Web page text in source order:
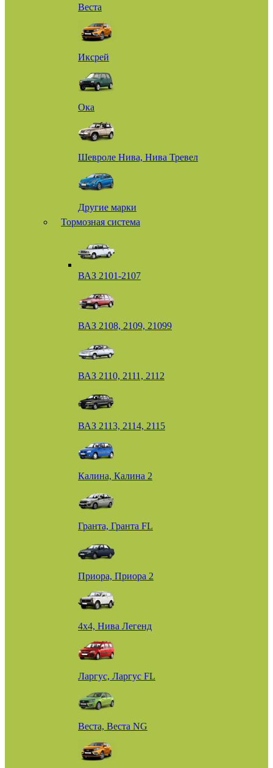
Веста
Иксрей
Ока
Шевроле Нива, Нива Тревел
Другие марки
Тормозная система
ВАЗ 2101-2107
ВАЗ 2108, 2109, 21099
ВАЗ 2110, 2111, 2112
ВАЗ 2113, 2114, 2115
Калина, Калина 2
Гранта, Гранта FL
Приора, Приора 2
4х4, Нива Легенд
Ларгус, Ларгус FL
Веста, Веста NG